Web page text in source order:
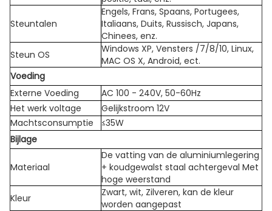
Steuntalen
Engels, Frans, Spaans, Portugees,
Italiaans, Duits, Russisch, Japans,
Chinees, enz.
Steun OS
Windows XP, Vensters /7/8/10, Linux,
MAC OS X, Android, ect.
Voeding
Externe Voeding
AC 100 - 240V, 50-60Hz
Het werk voltage
Gelijkstroom 12V
Machtsconsumptie
≤35W
Bijlage
Materiaal
De vatting van de aluminiumlegering
+ koudgewalst staal achtergeval Met
hoge weerstand
Kleur
Zwart, wit, Zilveren, kan de kleur
worden aangepast